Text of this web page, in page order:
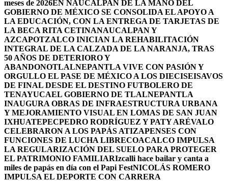
meses de 2026EN NAUCALPAN DE LA MANO DEL
GOBIERNO DE MÉXICO SE CONSOLIDA EL APOYO A
LA EDUCACIÓN, CON LA ENTREGA DE TARJETAS DE
LA BECA RITA CETINANAUCALPAN Y
AZCAPOTZALCO INICIAN LA REHABILITACIÓN
INTEGRAL DE LA CALZADA DE LA NARANJA, TRAS
50 AÑOS DE DETERIORO Y
ABANDONOTLALNEPANTLA VIVE CON PASIÓN Y
ORGULLO EL PASE DE MÉXICO A LOS DIECISEISAVOS
DE FINAL DESDE EL DESTINO FUTBOLERO DE
TENAYUCAEL GOBIERNO DE TLALNEPANTLA
INAUGURA OBRAS DE INFRAESTRUCTURA URBANA
Y MEJORAMIENTO VISUAL EN LOMAS DE SAN JUAN
IXHUATEPECPEDRO RODRÍGUEZ Y PATY ARÉVALO
CELEBRARON A LOS PAPÁS ATIZAPENSES CON
FUNCIONES DE LUCHA LIBRECOACALCO IMPULSA
LA REGULARIZACIÓN DEL SUELO PARA PROTEGER
EL PATRIMONIO FAMILIARIzcalli hace bailar y canta a
miles de papás en día con el Papi FestNICOLÁS ROMERO
IMPULSA EL DEPORTE CON CARRERA